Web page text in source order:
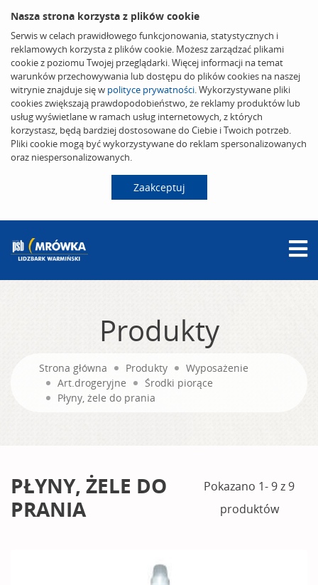
Nasza strona korzysta z plików cookie
Serwis w celach prawidłowego funkcjonowania, statystycznych i
reklamowych korzysta z plików cookie. Możesz zarządzać plikami
cookie z poziomu Twojej przeglądarki. Więcej informacji na temat
warunków przechowywania lub dostępu do plików cookies na naszej
witrynie znajduje się w polityce prywatności. Wykorzystywane pliki
cookies zwiększają prawdopodobieństwo, że reklamy produktów lub
usług wyświetlane w ramach usług internetowych, z których
korzystasz, będą bardziej dostosowane do Ciebie i Twoich potrzeb.
Pliki cookie mogą być wykorzystywane do reklam spersonalizowanych
oraz niespersonalizowanych.
Zaakceptuj
Produkty
Strona główna Produkty
Wyposażenie
Art.drogeryjne
Środki piorące
Płyny, żele do prania
PŁYNY, ŻELE DO
PRANIA
Pokazano 1- 9 z 9
produktów